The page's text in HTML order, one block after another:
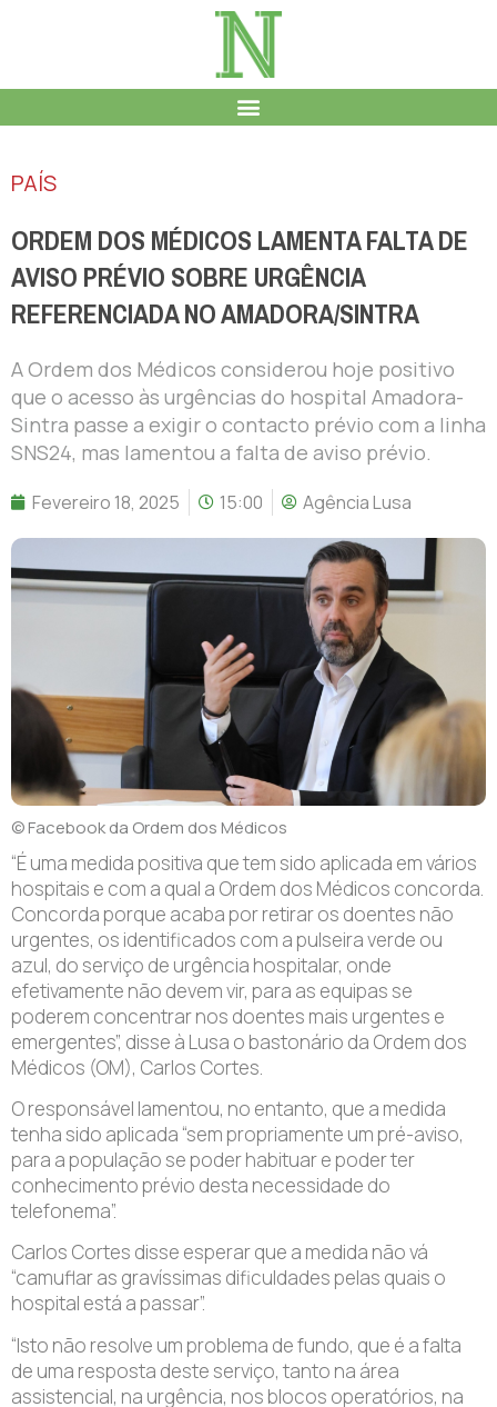
PAÍS
ORDEM DOS MÉDICOS LAMENTA FALTA DE
AVISO PRÉVIO SOBRE URGÊNCIA
REFERENCIADA NO AMADORA/SINTRA
A Ordem dos Médicos considerou hoje positivo
que o acesso às urgências do hospital Amadora-
Sintra passe a exigir o contacto prévio com a linha
SNS24, mas lamentou a falta de aviso prévio.
Fevereiro 18, 2025 15:00 Agência Lusa
© Facebook da Ordem dos Médicos
“É uma medida positiva que tem sido aplicada em vários
hospitais e com a qual a Ordem dos Médicos concorda.
Concorda porque acaba por retirar os doentes não
urgentes, os identificados com a pulseira verde ou
azul, do serviço de urgência hospitalar, onde
efetivamente não devem vir, para as equipas se
poderem concentrar nos doentes mais urgentes e
emergentes”, disse à Lusa o bastonário da Ordem dos
Médicos (OM), Carlos Cortes.
O responsável lamentou, no entanto, que a medida
tenha sido aplicada “sem propriamente um pré-aviso,
para a população se poder habituar e poder ter
conhecimento prévio desta necessidade do
telefonema”.
Carlos Cortes disse esperar que a medida não vá
“camuflar as gravíssimas dificuldades pelas quais o
hospital está a passar”.
“Isto não resolve um problema de fundo, que é a falta
de uma resposta deste serviço, tanto na área
assistencial, na urgência, nos blocos operatórios, na